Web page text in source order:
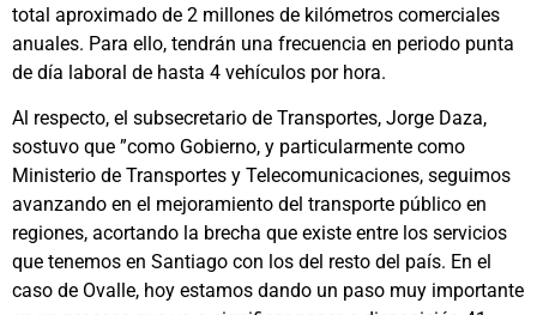
total aproximado de 2 millones de kilómetros comerciales
anuales. Para ello, tendrán una frecuencia en periodo punta
de día laboral de hasta 4 vehículos por hora.
Al respecto, el subsecretario de Transportes, Jorge Daza,
sostuvo que ”como Gobierno, y particularmente como
Ministerio de Transportes y Telecomunicaciones, seguimos
avanzando en el mejoramiento del transporte público en
regiones, acortando la brecha que existe entre los servicios
que tenemos en Santiago con los del resto del país. En el
caso de Ovalle, hoy estamos dando un paso muy importante